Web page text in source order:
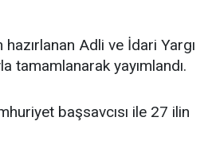
Adli ve İdari Yargı
tamamlanarak yayımlandı.
başsavcısı ile 27 ilin